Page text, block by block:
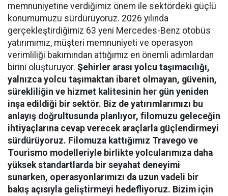
memnuniyetine verdiğimiz önem ile sektördeki güçlü
konumumuzu sürdürüyoruz. 2026 yılında
gerçekleştirdiğimiz 63 yeni Mercedes-Benz otobüs
yatırımımız, müşteri memnuniyeti ve operasyon
verimliliği bakımından attığımız en önemli adımlardan
birini oluşturuyor. Şehirler arası yolcu taşımacılığı,
yalnızca yolcu taşımaktan ibaret olmayan, güvenin,
sürekliliğin ve hizmet kalitesinin her gün yeniden
inşa edildiği bir sektör. Biz de yatırımlarımızı bu
anlayış doğrultusunda planlıyor, filomuzu geleceğin
ihtiyaçlarına cevap verecek araçlarla güçlendirmeyi
sürdürüyoruz. Filomuza kattığımız Travego ve
Tourismo modelleriyle birlikte yolcularımıza daha
yüksek standartlarda bir seyahat deneyimi
sunarken, operasyonlarımızı da uzun vadeli bir
bakış açısıyla geliştirmeyi hedefliyoruz. Bizim için